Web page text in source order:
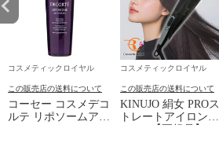
コスメティックロイヤル
この販売店の送料について
コーセー コスメデコ
ルテ リポソームアド
コスメティックロイヤル
この販売店の送料について
KINUJO 絹女 PROス
トレートアイロン
KP001【正規品】